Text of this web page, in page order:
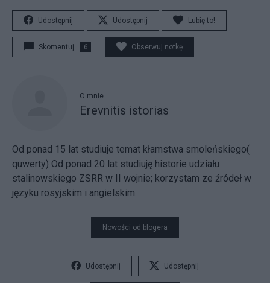
Udostępnij Udostępnij Lubię to!
Skomentuj 6 Obserwuj notkę
O mnie
Erevnitis istorias
Od ponad 15 lat studiuje temat kłamstwa smoleńskiego(
quwerty) Od ponad 20 lat studiuję historie udziału
stalinowskiego ZSRR w II wojnie; korzystam ze źródeł w
języku rosyjskim i angielskim.
Nowości od blogera
Udostępnij Udostępnij